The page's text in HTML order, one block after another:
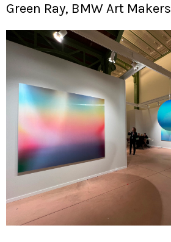
Green Ray, BMW Art Makers